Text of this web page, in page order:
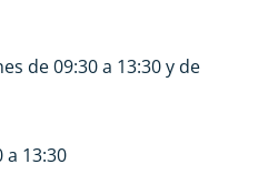
de 09:30 a 13:30 y de
a 13:30